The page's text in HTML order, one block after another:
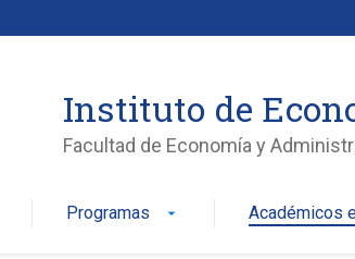
Instituto de
Facultad de Economía y
Programas arrow_drop_down Académicos